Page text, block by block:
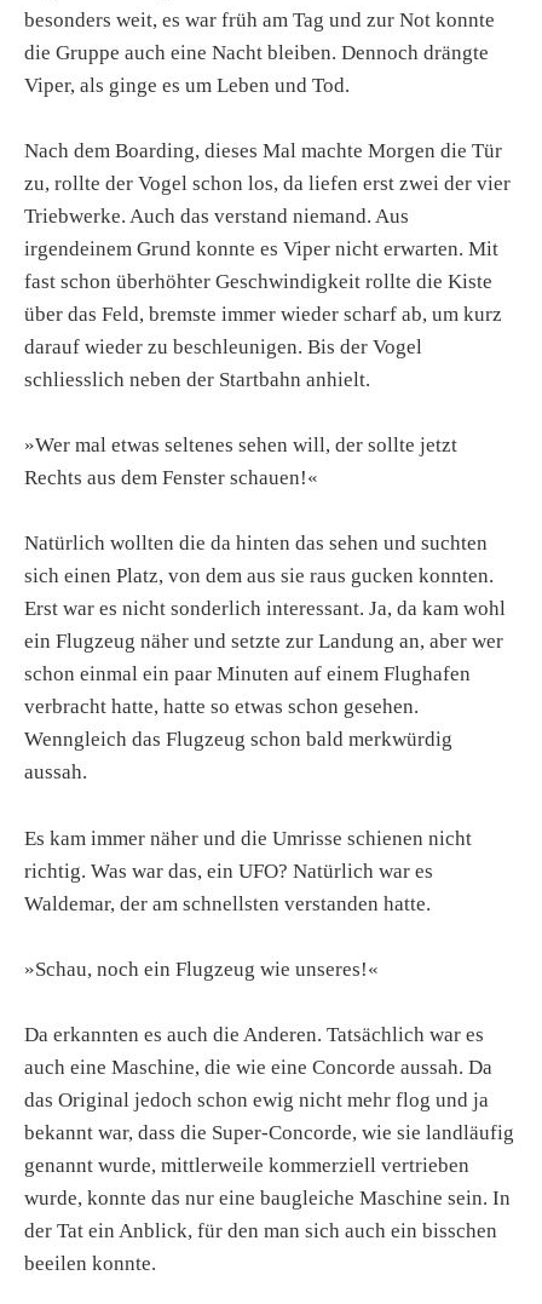
besonders weit, es war früh am Tag und zur Not konnte
die Gruppe auch eine Nacht bleiben. Dennoch drängte
Viper, als ginge es um Leben und Tod.
Nach dem Boarding, dieses Mal machte Morgen die Tür
zu, rollte der Vogel schon los, da liefen erst zwei der vier
Triebwerke. Auch das verstand niemand. Aus
irgendeinem Grund konnte es Viper nicht erwarten. Mit
fast schon überhöhter Geschwindigkeit rollte die Kiste
über das Feld, bremste immer wieder scharf ab, um kurz
darauf wieder zu beschleunigen. Bis der Vogel
schliesslich neben der Startbahn anhielt.
»Wer mal etwas seltenes sehen will, der sollte jetzt
Rechts aus dem Fenster schauen!«
Natürlich wollten die da hinten das sehen und suchten
sich einen Platz, von dem aus sie raus gucken konnten.
Erst war es nicht sonderlich interessant. Ja, da kam wohl
ein Flugzeug näher und setzte zur Landung an, aber wer
schon einmal ein paar Minuten auf einem Flughafen
verbracht hatte, hatte so etwas schon gesehen.
Wenngleich das Flugzeug schon bald merkwürdig
aussah.
Es kam immer näher und die Umrisse schienen nicht
richtig. Was war das, ein UFO? Natürlich war es
Waldemar, der am schnellsten verstanden hatte.
»Schau, noch ein Flugzeug wie unseres!«
Da erkannten es auch die Anderen. Tatsächlich war es
auch eine Maschine, die wie eine Concorde aussah. Da
das Original jedoch schon ewig nicht mehr flog und ja
bekannt war, dass die Super-Concorde, wie sie landläufig
genannt wurde, mittlerweile kommerziell vertrieben
wurde, konnte das nur eine baugleiche Maschine sein. In
der Tat ein Anblick, für den man sich auch ein bisschen
beeilen konnte.